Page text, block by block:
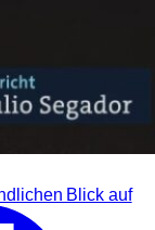
Blick auf